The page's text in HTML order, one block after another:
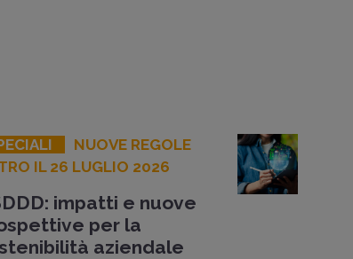
NUOVE REGOLE
IL 26 LUGLIO 2026
impatti e nuove
per la
aziendale